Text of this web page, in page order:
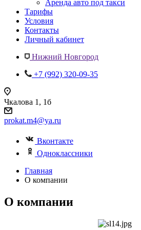
Аренда авто под такси
Тарифы
Условия
Контакты
Личный кабинет
Нижний Новгород
+7 (992) 320-09-35
Чкалова 1, 1б
prokat.m4@ya.ru
Вконтакте
Одноклассники
Главная
О компании
О компании